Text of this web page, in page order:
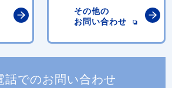
その他の
お問い合わせ
話でのお問い合わせ